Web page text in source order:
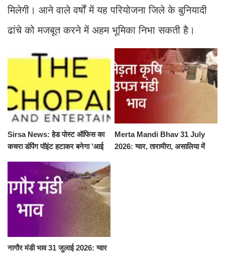
मिलेगी। आने वाले वर्षों में यह परियोजना जिले के बुनियादी
ढांचे को मजबूत करने में अहम भूमिका निभा सकती है।
Sirsa News: हेड पोस्ट ऑफिस का
कचरा डंपिंग पॉइंट हटाकर बनेगा 'आई
Merta Mandi Bhav 31 July
2026: ग्वार, तारामीरा, असालिया में
नागौर मंडी भाव 31 जुलाई 2026: ग्वार